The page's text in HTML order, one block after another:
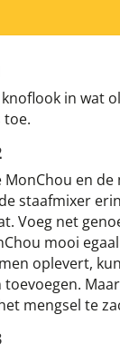
knoflook in wat
toe.
MonChou en
staafmixer
Voeg net
mooi
oplevert,
mengsel te